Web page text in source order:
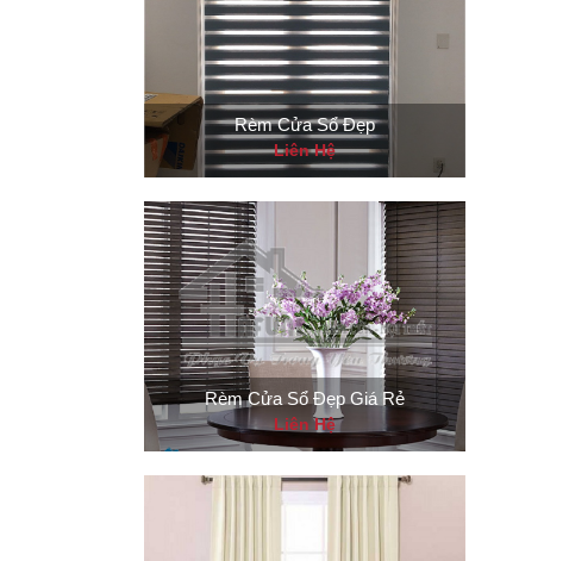
Rèm Cửa Sổ Đẹp
Liên Hệ
Rèm Cửa Sổ Đẹp Giá Rẻ
Liên Hệ